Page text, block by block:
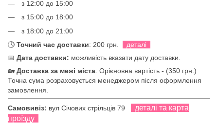
з 12:00 до 15:00
з 15:00 до 18:00
з 18:00 до 21:00
🕓 Точний час доставки: 200 грн.
деталі
📅 Дата доставки: можливість вказати дату доставки.
🏡 Доставка за межі міста: Орієновна вартість - (350 грн.)
Точна сума розраховується менеджером після оформлення
замовлення.
Самовивіз: вул Січових стрільців 79
деталі та карта
проїзду